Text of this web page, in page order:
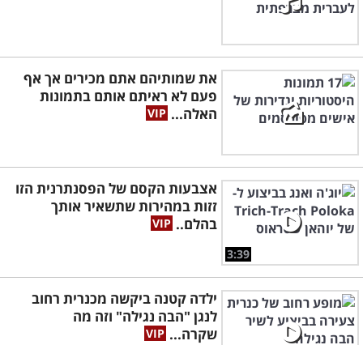
את שמותיהם אתם מכירים אך אף
פעם לא ראיתם אותם בתמונות
האלה...
3:39
אצבעות הקסם של הפסנתרנית הזו
זזות במהירות שתשאיר אותך
בהלם..
ילדה קטנה ביקשה מכנרית רחוב
לנגן "הבה נגילה" וזה מה
שקרה...